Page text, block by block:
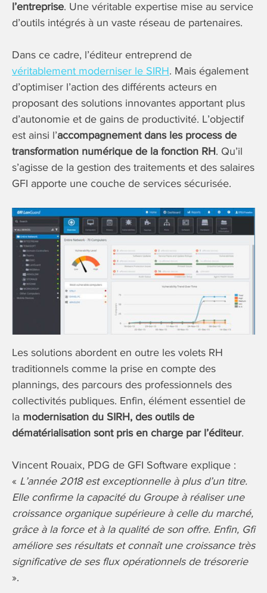
l’entreprise. Une véritable expertise mise au service
d’outils intégrés à un vaste réseau de partenaires.
Dans ce cadre, l’éditeur entreprend de
véritablement moderniser le SIRH. Mais également
d’optimiser l’action des différents acteurs en
proposant des solutions innovantes apportant plus
d’autonomie et de gains de productivité. L’objectif
est ainsi l’accompagnement dans les process de
transformation numérique de la fonction RH. Qu’il
s’agisse de la gestion des traitements et des salaires
GFI apporte une couche de services sécurisée.
Les solutions abordent en outre les volets RH
traditionnels comme la prise en compte des
plannings, des parcours des professionnels des
collectivités publiques. Enfin, élément essentiel de
la modernisation du SIRH, des outils de
dématérialisation sont pris en charge par l’éditeur.
Vincent Rouaix, PDG de GFI Software explique :
« L’année 2018 est exceptionnelle à plus d’un titre.
Elle confirme la capacité du Groupe à réaliser une
croissance organique supérieure à celle du marché,
grâce à la force et à la qualité de son offre. Enfin, Gfi
améliore ses résultats et connaît une croissance très
significative de ses flux opérationnels de trésorerie
».